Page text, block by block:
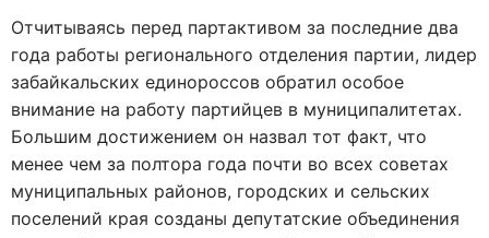
Отчитываясь перед партактивом за последние два
года работы регионального отделения партии, лидер
забайкальских единороссов обратил особое
внимание на работу партийцев в муниципалитетах.
Большим достижением он назвал тот факт, что
менее чем за полтора года почти во всех советах
муниципальных районов, городских и сельских
поселений края созданы депутатские объединения